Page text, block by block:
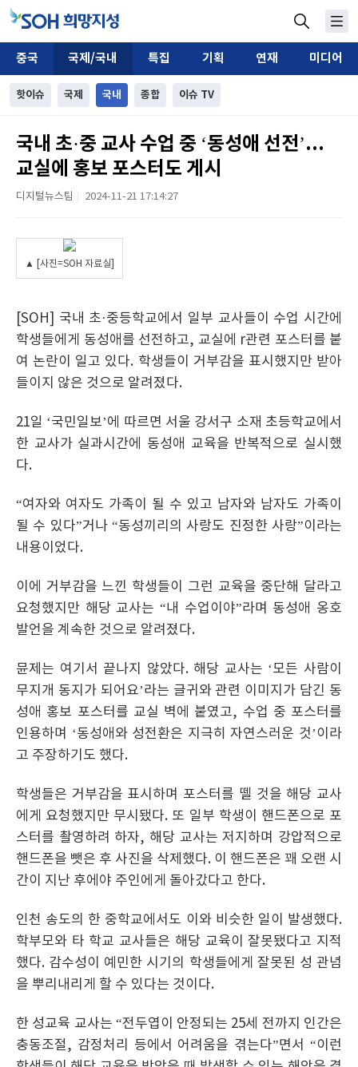
중국 국제/국내 특집 기획 연재 미디어
핫이슈 국제 국내 종합 이슈 TV
국내 초·중 교사 수업 중 ‘동성애 선전’...
교실에 홍보 포스터도 게시
디지털뉴스팀 2024-11-21 17:14:27
▲ [사진=SOH 자료실]
[SOH] 국내 초·중등학교에서 일부 교사들이 수업 시간에
학생들에게 동성애를 선전하고, 교실에 r관련 포스터를 붙
여 논란이 일고 있다. 학생들이 거부감을 표시했지만 받아
들이지 않은 것으로 알려졌다.
21일 ‘국민일보’에 따르면 서울 강서구 소재 초등학교에서
한 교사가 실과시간에 동성애 교육을 반복적으로 실시했
다.
“여자와 여자도 가족이 될 수 있고 남자와 남자도 가족이
될 수 있다”거나 “동성끼리의 사랑도 진정한 사랑”이라는
내용이었다.
이에 거부감을 느낀 학생들이 그런 교육을 중단해 달라고
요청했지만 해당 교사는 “내 수업이야”라며 동성애 옹호
발언을 계속한 것으로 알려졌다.
뮨제는 여기서 끝나지 않았다. 해당 교사는 ‘모든 사람이
무지개 동지가 되어요’라는 글귀와 관련 이미지가 담긴 동
성애 홍보 포스터를 교실 벽에 붙였고, 수업 중 포스터를
인용하며 ‘동성애와 성전환은 지극히 자연스러운 것’이라
고 주장하기도 했다.
학생들은 거부감을 표시하며 포스터를 뗄 것을 해당 교사
에게 요청했지만 무시됐다. 또 일부 학생이 핸드폰으로 포
스터를 촬영하려 하자, 해당 교사는 저지하며 강압적으로
핸드폰을 뺏은 후 사진을 삭제했다. 이 핸드폰은 꽤 오랜 시
간이 지난 후에야 주인에게 돌아갔다고 한다.
인천 송도의 한 중학교에서도 이와 비슷한 일이 발생했다.
학부모와 타 학교 교사들은 해당 교육이 잘못됐다고 지적
했다. 감수성이 예민한 시기의 학생들에게 잘못된 성 관념
을 뿌리내리게 할 수 있다는 것이다.
한 성교육 교사는 “전두엽이 안정되는 25세 전까지 인간은
충동조절, 감정처리 등에서 어려움을 겪는다”면서 “이런